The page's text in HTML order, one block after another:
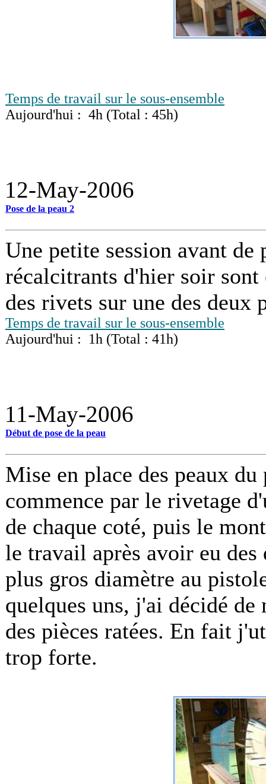
Temps de travail sur le sous-ensemble
Aujourd'hui : 4h (Total : 45h)
12-May-2006
Pose de la peau 2
Une petite session avant
récalcitrants d'hier soir
des rivets sur une des deux
Temps de travail sur le sous-ensemble
Aujourd'hui : 1h (Total : 41h)
11-May-2006
Début de pose de la peau
Mise en place des peaux
commence par le rivetage
de chaque coté, puis le
le travail après avoir eu
plus gros diamètre au
quelques uns, j'ai décidé
des pièces ratées. En fait
trop forte.